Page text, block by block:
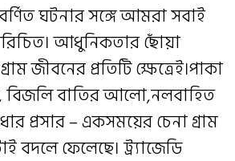
ঘটনার সঙ্গে আমরা সবাই
আধুনিকতার ছোঁয়া
জীবনের প্রতিটি ক্ষেত্রেই।পাকা
বিজলি বাতির আলো,নলবাহিত
প্রসার – একসময়ের চেনা গ্রাম
বদলে ফেলেছে। ট্র্যাজেডি